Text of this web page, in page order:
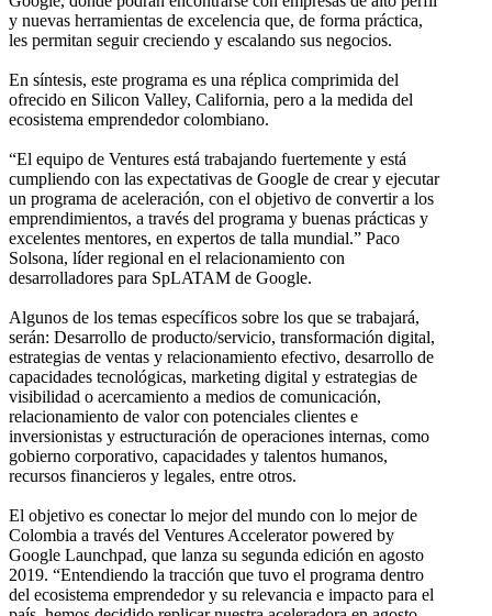
y nuevas herramientas de excelencia que, de forma práctica,
les permitan seguir creciendo y escalando sus negocios.
En síntesis, este programa es una réplica comprimida del
ofrecido en Silicon Valley, California, pero a la medida del
ecosistema emprendedor colombiano.
“El equipo de Ventures está trabajando fuertemente y está
cumpliendo con las expectativas de Google de crear y ejecutar
un programa de aceleración, con el objetivo de convertir a los
emprendimientos, a través del programa y buenas prácticas y
excelentes mentores, en expertos de talla mundial.” Paco
Solsona, líder regional en el relacionamiento con
desarrolladores para SpLATAM de Google.
Algunos de los temas específicos sobre los que se trabajará,
serán: Desarrollo de producto/servicio, transformación digital,
estrategias de ventas y relacionamiento efectivo, desarrollo de
capacidades tecnológicas, marketing digital y estrategias de
visibilidad o acercamiento a medios de comunicación,
relacionamiento de valor con potenciales clientes e
inversionistas y estructuración de operaciones internas, como
gobierno corporativo, capacidades y talentos humanos,
recursos financieros y legales, entre otros.
El objetivo es conectar lo mejor del mundo con lo mejor de
Colombia a través del Ventures Accelerator powered by
Google Launchpad, que lanza su segunda edición en agosto
2019. “Entendiendo la tracción que tuvo el programa dentro
del ecosistema emprendedor y su relevancia e impacto para el